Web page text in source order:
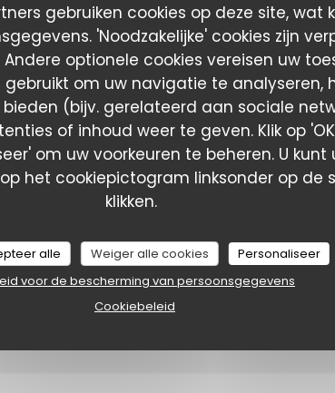
gebruiken cookies op deze site, wat
'Noodzakelijke' cookies zijn
optionele cookies vereisen uw
om uw navigatie te analyseren,
(bijv. gerelateerd aan sociale
of inhoud weer te geven. Klik op
om uw voorkeuren te beheren. U kunt
het cookiepictogram linksonder op de
klikken.
alle Weiger alle cookies
Personaliseer
voor de bescherming van persoonsgegevens
Cookiebeleid
all excellent!
:5/5 Atmosfeer:5/5 Keuken: 5/5 Kwaliteit / Prijs:
:5/5 Atmosfeer:5/5 Keuken:5/5 Kwaliteit / Prijs :
une sélection variée et tous nos plats étaient